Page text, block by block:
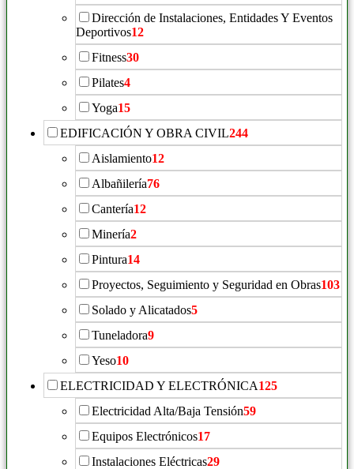
Dirección de Instalaciones, Entidades Y Eventos
Deportivos12
Fitness30
Pilates4
Yoga15
EDIFICACIÓN Y OBRA CIVIL244
Aislamiento12
Albañilería76
Cantería12
Minería2
Pintura14
Proyectos, Seguimiento y Seguridad en Obras103
Solado y Alicatados5
Tuneladora9
Yeso10
ELECTRICIDAD Y ELECTRÓNICA125
Electricidad Alta/Baja Tensión59
Equipos Electrónicos17
Instalaciones Eléctricas29